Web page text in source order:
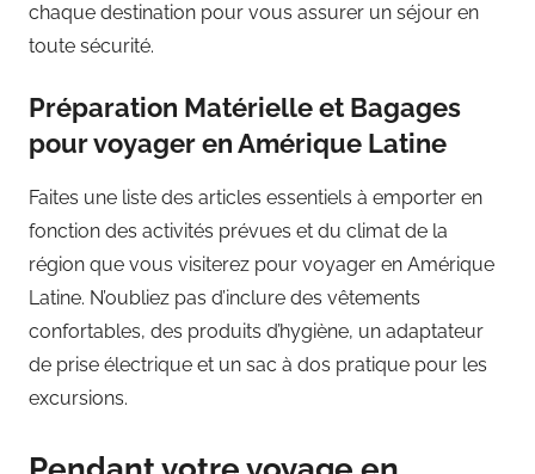
chaque destination pour vous assurer un séjour en
toute sécurité.
Préparation Matérielle et Bagages
pour voyager en Amérique Latine
Faites une liste des articles essentiels à emporter en
fonction des activités prévues et du climat de la
région que vous visiterez pour voyager en Amérique
Latine. N’oubliez pas d’inclure des vêtements
confortables, des produits d’hygiène, un adaptateur
de prise électrique et un sac à dos pratique pour les
excursions.